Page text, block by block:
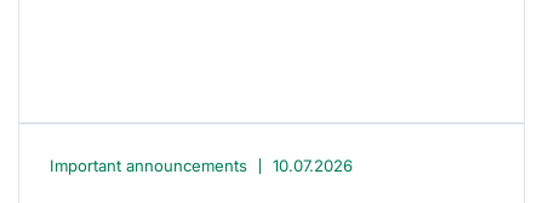
Important announcements 10.07.2026